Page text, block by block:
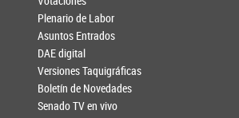
Plenario de Labor
Asuntos Entrados
DAE digital
Versiones Taquigráficas
Boletín de Novedades
Senado TV en vivo